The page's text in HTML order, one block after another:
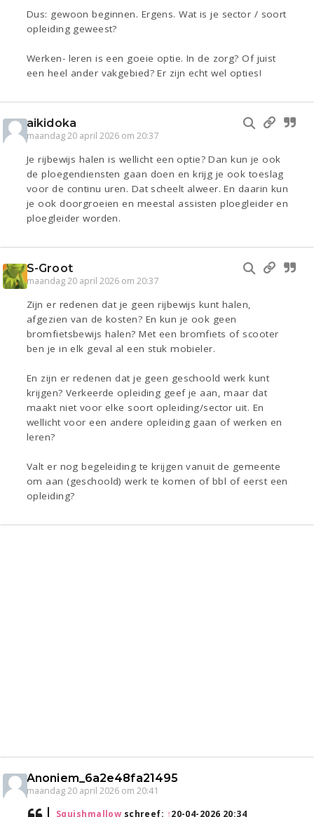
Dus: gewoon beginnen. Ergens. Wat is je sector / soort
opleiding geweest?
Werken- leren is een goeie optie. In de zorg? Of juist
een heel ander vakgebied? Er zijn echt wel opties!
aikidoka
maandag 20 april 2026 om 20:37
Je rijbewijs halen is wellicht een optie? Dan kun je ook
de ploegendiensten gaan doen en krijg je ook toeslag
voor de continu uren. Dat scheelt alweer. En daarin kun
je ook doorgroeien en meestal assisten ploegleider en
ploegleider worden.
S-Groot
maandag 20 april 2026 om 20:37
Zijn er redenen dat je geen rijbewijs kunt halen,
afgezien van de kosten? En kun je ook geen
bromfietsbewijs halen? Met een bromfiets of scooter
ben je in elk geval al een stuk mobieler.
En zijn er redenen dat je geen geschoold werk kunt
krijgen? Verkeerde opleiding geef je aan, maar dat
maakt niet voor elke soort opleiding/sector uit. En
wellicht voor een andere opleiding gaan of werken en
leren?
Valt er nog begeleiding te krijgen vanuit de gemeente
om aan (geschoold) werk te komen of bbl of eerst een
opleiding?
Anoniem_6a2e48fa21495
maandag 20 april 2026 om 20:41
Squishmallow schreef: ↑20-04-2026 20:34